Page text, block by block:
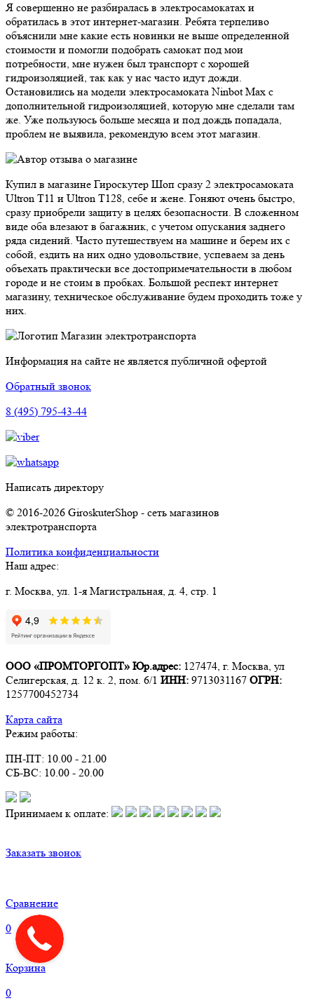
Я совершенно не разбиралась в электросамокатах и
обратилась в этот интернет-магазин. Ребята терпеливо
объяснили мне какие есть новинки не выше определенной
стоимости и помогли подобрать самокат под мои
потребности, мне нужен был транспорт с хорошей
гидроизоляцией, так как у нас часто идут дожди.
Остановились на модели электросамоката Ninbot Max с
дополнительной гидроизоляцией, которую мне сделали там
же. Уже пользуюсь больше месяца и под дождь попадала,
проблем не выявила, рекомендую всем этот магазин.
Купил в магазине Гироскутер Шоп сразу 2 электросамоката
Ultron T11 и Ultron T128, себе и жене. Гоняют очень быстро,
сразу приобрели защиту в целях безопасности. В сложенном
виде оба влезают в багажник, с учетом опускания заднего
ряда сидений. Часто путешествуем на машине и берем их с
собой, ездить на них одно удовольствие, успеваем за день
объехать практически все достопримечательности в любом
городе и не стоим в пробках. Большой респект интернет
магазину, техническое обслуживание будем проходить тоже у
них.
Магазин электротранспорта
Информация на сайте не является публичной офертой
Обратный звонок
8 (495) 795-43-44
Написать директору
© 2016-2026 GiroskuterShop - сеть магазинов
электротранспорта
Политика конфиденциальности
Наш адрес:
г. Москва, ул. 1-я Магистральная, д. 4, стр. 1
ООО «ПРОМТОРГОПТ» Юр.адрес: 127474, г. Москва, ул
Селигерская, д. 12 к. 2, пом. 6/1 ИНН: 9713031167 ОГРН:
1257700452734
Карта сайта
Режим работы:
ПН-ПТ: 10.00 - 21.00
СБ-ВС: 10.00 - 20.00
Принимаем к оплате:
Заказать звонок
Сравнение
0
Корзина
0